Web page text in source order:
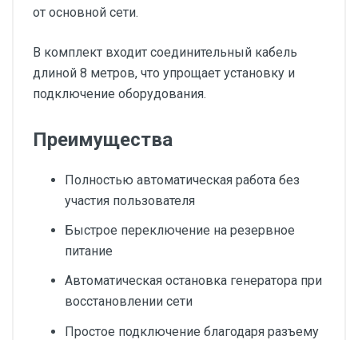
от основной сети.
В комплект входит соединительный кабель
длиной 8 метров, что упрощает установку и
подключение оборудования.
Преимущества
Полностью автоматическая работа без
участия пользователя
Быстрое переключение на резервное
питание
Автоматическая остановка генератора при
восстановлении сети
Простое подключение благодаря разъему